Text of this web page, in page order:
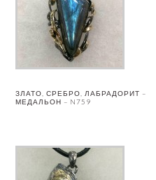
ЗЛАТО, СРЕБРО, ЛАБРАДОРИТ –
МЕДАЛЬОН – N759